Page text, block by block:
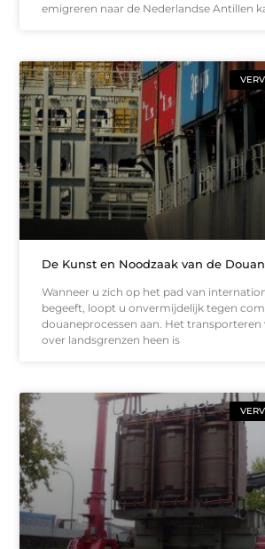
emigreren naar de Nederlandse Antillen
De Kunst en Noodzaak van de
Wanneer u zich op het pad van
begeeft, loopt u onvermijdelijk tegen
douaneprocessen aan. Het transporteren
over landsgrenzen heen is